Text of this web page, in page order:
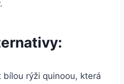
bílou rýži quinoou, která